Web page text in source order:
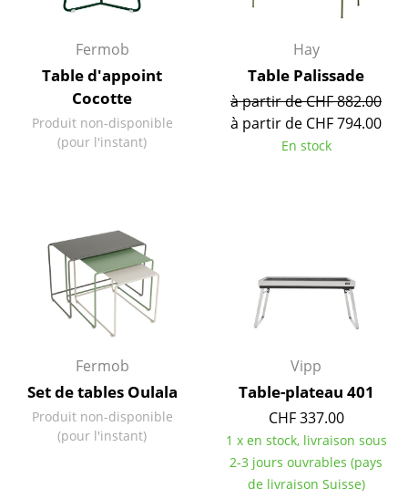
Accessoires
Horloges
Miroirs
Plateaux
Accessoires de bureau
Boîtes de rangement
Couvertures
Coussins
Tapis
Fermob
Table d'appoint
Cocotte
Produit non-disponible
(pour l'instant)
Hay
Table Palissade
à partir de CHF 882.00
à partir de CHF 794.00
En stock
Fermob
Set de tables Oulala
Produit non-disponible
(pour l'instant)
Vipp
Table-plateau 401
CHF 337.00
1 x en stock, livraison sous
2-3 jours ouvrables (pays
de livraison Suisse)